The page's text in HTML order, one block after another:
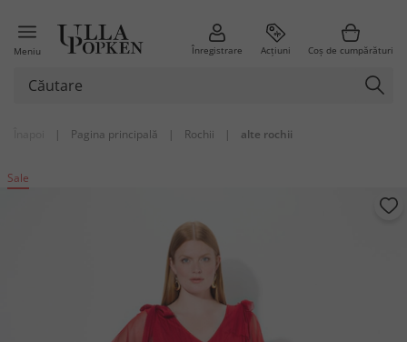
Meniu Înregistrare Acțiuni Coș de cumpărături
| Pagina principală | Rochii | alte rochii
Sale